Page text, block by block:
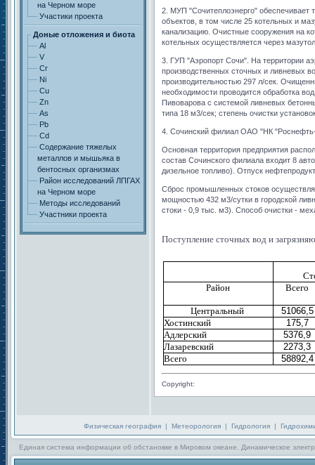
на Черном море
Участики проекта
Доные отложения и биота
Al
V
Cr
Ni
Cu
Zn
As
Pb
Cd
Содержание тяжелых
металлов и мышьяка в
бентосных организмах
Район исследований ЛПГАХ
на Черном море
Методы исследований
Участники проекта
2. МУП "Сочитеплоэнерго" обеспечивает
объектов, в том числе 25 котельных и
канализацию. Очистные сооружения на
котельных осуществляется через
3. ГУП "Аэропорт Сочи". На территории
производственных сточных и ливневых
производительностью 297 л/сек.
необходимости проводится обработка
Пивоварова с системой ливневых
типа 18 м3/сек; степень очистки
4. Сочинский филиал ОАО "НК
Основная территория предприятия
состав Сочинского филиала входит 8
дизельное топливо). Отпуск
Сброс промышленных стоков
мощностью 432 м3/сутки в городской
стоки - 0,9 тыс. м3). Способ очистки -
Поступление сточных вод и
Район
Всего
Центральный
51066,5
Хостинский
175,7
Адлерский
5376,9
Лазаревский
2273,3
Всего
58892,4
Copyright:
Физическая география | Метеорология | Гидрология |
Единая система информации об обстановке в Мировом океане. Динамическое